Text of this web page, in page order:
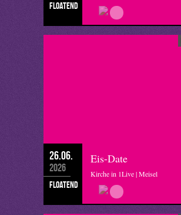
floatend
26.06.
2026
floatend
Eis-Date
Kirche in 1Live | Meisel